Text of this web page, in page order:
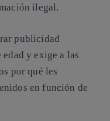
ilegal.
publicidad
edad y exige a las
por qué les
en función de